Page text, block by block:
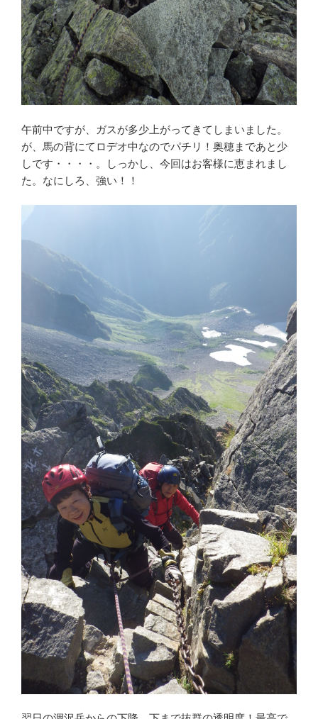
午前中ですが、ガスが多少上がってきてしまいました。
が、馬の背にてロデオ中なのでパチリ！奥穂まであと少
しです・・・・。しっかし、今回はお客様に恵まれまし
た。なにしろ、強い！！